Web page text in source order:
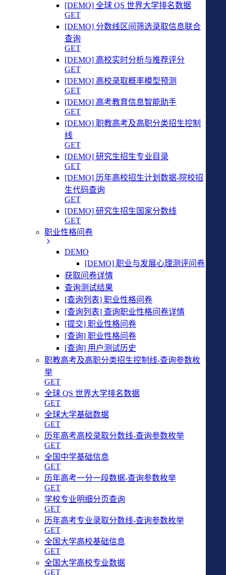
[DEMO] 全球 QS 世界大学排名数据
GET
[DEMO] 分数线区间筛选录取信息联合
查询
GET
[DEMO] 高校实时分析与推荐评分
GET
[DEMO] 高校录取概率模型预测
GET
[DEMO] 高考教育信息智能助手
GET
[DEMO] 职教高考及高职分类招生控制
线
GET
[DEMO] 研究生招生专业目录
GET
[DEMO] 历年高校招生计划数据-院校招
生代码查询
GET
[DEMO] 研究生招生国家分数线
GET
职业性格问卷
DEMO
[DEMO] 职业与发展心理测评问卷
获取问卷详情
查询测试结果
[查询列表] 职业性格问卷
[查询列表] 查询职业性格问卷详情
[提交] 职业性格问卷
[查询] 职业性格问卷
[查询] 用户测试历史
职教高考及高职分类招生控制线-查询参数枚
举
GET
全球 QS 世界大学排名数据
GET
全球大学基础数据
GET
历年高考高校录取分数线-查询参数枚举
GET
全国中学基础信息
GET
历年高考一分一段数据-查询参数枚举
GET
学校专业明细分页查询
GET
历年高考专业录取分数线-查询参数枚举
GET
全国大学高校基础信息
GET
全国大学高校专业数据
GET